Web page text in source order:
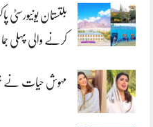
بلتستان یونیورسٹی
کرنے والی پہلی
مہوش حیات نے